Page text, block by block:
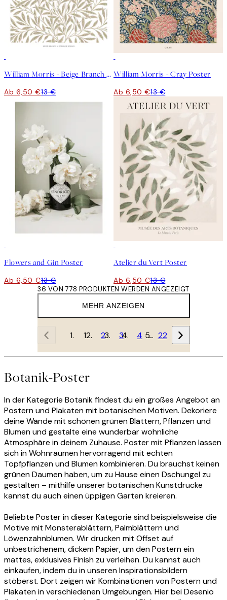
William Morris - Beige Branch Poster
Ab 6,50 €13 €
William Morris - Cray Poster
Ab 6,50 €13 €
Flowers and Gin Poster
Ab 6,50 €13 €
Atelier du Vert Poster
Ab 6,50 €13 €
MEHR ANZEIGEN
36 VON 778 PRODUKTEN WERDEN ANGEZEIGT
1 2 3 4 … 22
Botanik-Poster
In der Kategorie Botanik findest du ein großes Angebot an
Postern und Plakaten mit botanischen Motiven. Dekoriere
deine Wände mit schönen grünen Blättern, Pflanzen und
Blumen und gestalte eine wunderbar wohnliche
Atmosphäre in deinem Zuhause. Poster mit Pflanzen lassen
sich in Wohnräumen hervorragend mit echten
Topfpflanzen und Blumen kombinieren. Du brauchst keinen
grünen Daumen haben, um zu Hause einen Dschungel zu
gestalten – mithilfe unserer botanischen Kunstdrucke
kannst du auch einen üppigen Garten kreieren.
Beliebte Poster in dieser Kategorie sind beispielsweise die
Motive mit Monsterablättern, Palmblättern und
Löwenzahnblumen. Wir drucken mit Offset auf
unbestrichenem, dickem Papier, um den Postern ein
mattes, exklusives Finish zu verleihen. Du kannst auch
einkaufen, indem du in unseren Inspirationsbildern
stöberst. Dort zeigen wir Kombinationen von Postern und
Plakaten in verschiedenen Umgebungen. Hier bei Desenio